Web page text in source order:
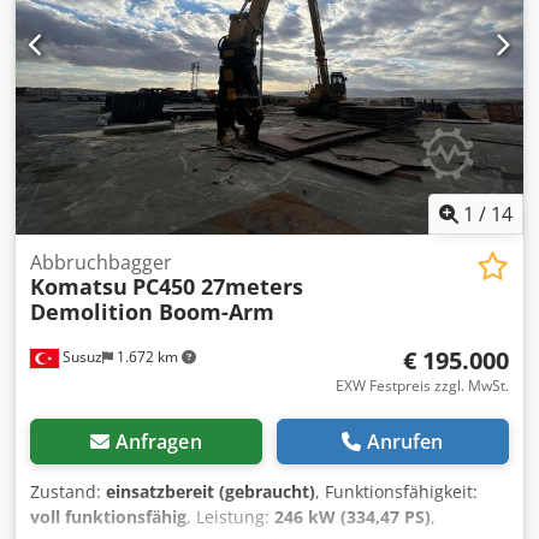
Kippwagen, Klimaanlage, Kopfschutz, Stahlschienen,
Standard-Schaufel, verstellbarer Ausleger, Komatsu PC450
High Reach Abbruchmaschine. Maximale Arbeitshöhe: 28
m. Zwei Ausleger-Sets: Hochreichweite und
Standardabbruch. Zwei Abbruchscheren: - Trevi Benne
HC15ND für Primärabbruch - Trevi Benne FR35 für
Sekundärabbruch Schneller, hydraulisch betriebener
Ausleger-Schnellwechsler. Kippbare Fahrerkabine.
Chsdpfx Aoultfnsbhea
1 / 14
Susuz 1.672 km
Abbruchbagger
Komatsu PC450 27meters
Demolition Boom-Arm
€ 195.000
EXW Festpreis zzgl. MwSt.
Anfragen Anrufen
Zustand: einsatzbereit (gebraucht), Funktionsfähigkeit:
voll funktionsfähig, Leistung: 246 kW (334,47 PS),